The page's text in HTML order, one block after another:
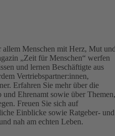
Menschen mit Herz, Mut
„Zeit für Menschen“ werfen
und lernen Beschäftigte aus
Vertriebspartner:innen,
Erfahren Sie mehr über die
Ehrenamt sowie über Themen,
Freuen Sie sich auf
Einblicke sowie Ratgeber- und
nah am echten Leben.